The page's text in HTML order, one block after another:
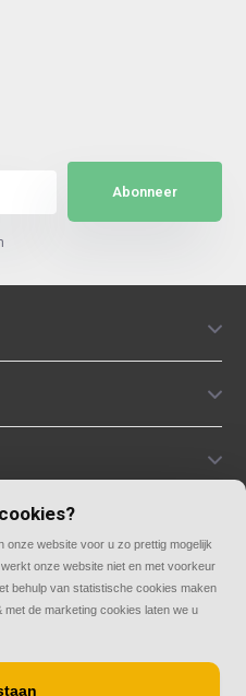
Abonneer
onze website voor u zo prettig mogelijk
onze website niet en met voorkeur
behulp van statistische cookies maken
de marketing cookies laten we u